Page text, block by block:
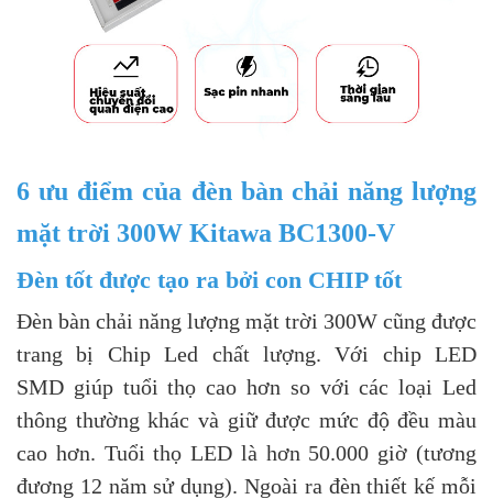
6 ưu điểm của đèn bàn chải năng lượng
mặt trời 300W Kitawa BC1300-V
Đèn tốt được tạo ra bởi con CHIP tốt
Đèn bàn chải năng lượng mặt trời 300W cũng được
trang bị Chip Led chất lượng. Với chip LED
SMD giúp tuổi thọ cao hơn so với các loại Led
thông thường khác và giữ được mức độ đều màu
cao hơn. Tuổi thọ LED là hơn 50.000 giờ (tương
đương 12 năm sử dụng). Ngoài ra đèn thiết kế mỗi